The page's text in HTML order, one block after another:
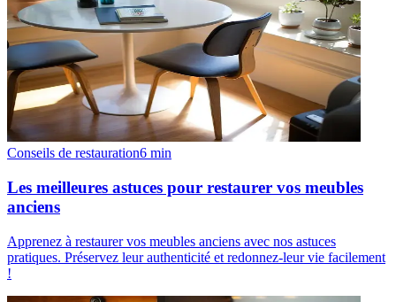
Conseils de restauration6 min
Les meilleures astuces pour restaurer vos meubles
anciens
Apprenez à restaurer vos meubles anciens avec nos astuces
pratiques. Préservez leur authenticité et redonnez-leur vie facilement
!